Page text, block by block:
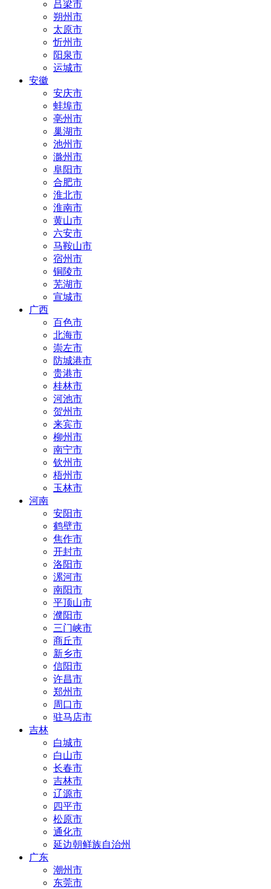
吕梁市
朔州市
太原市
忻州市
阳泉市
运城市
安徽
安庆市
蚌埠市
亳州市
巢湖市
池州市
滁州市
阜阳市
合肥市
淮北市
淮南市
黄山市
六安市
马鞍山市
宿州市
铜陵市
芜湖市
宣城市
广西
百色市
北海市
崇左市
防城港市
贵港市
桂林市
河池市
贺州市
来宾市
柳州市
南宁市
钦州市
梧州市
玉林市
河南
安阳市
鹤壁市
焦作市
开封市
洛阳市
漯河市
南阳市
平顶山市
濮阳市
三门峡市
商丘市
新乡市
信阳市
许昌市
郑州市
周口市
驻马店市
吉林
白城市
白山市
长春市
吉林市
辽源市
四平市
松原市
通化市
延边朝鲜族自治州
广东
潮州市
东莞市